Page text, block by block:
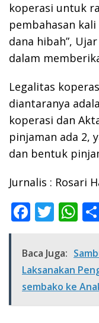
koperasi untuk
pembahasan
dana hibah”,
dalam
Legalitas
diantaranya
koperasi dan
pinjaman ada 2,
dan bentuk
Jurnalis : Rosari
F
e
b
o
o
T
itt
er
W
at
s
A
p
Baca Juga:
Laksanakan
sembako ke